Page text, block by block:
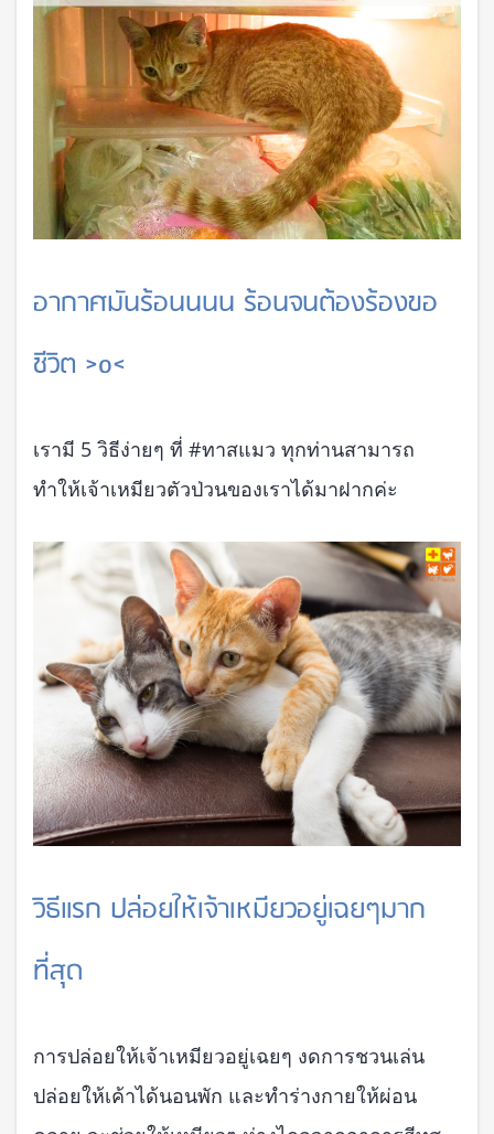
อากาศมันร้อนนนน ร้อนจนต้องร้องขอ
ชีวิต >o<
เรามี 5 วิธีง่ายๆ ที่ ‪#‎ทาสแมว‬ ทุกท่านสามารถ
ทำให้เจ้าเหมียวตัวป่วนของเราได้มาฝากค่ะ
วิธีแรก ปล่อยให้เจ้าเหมียวอยู่เฉยๆมาก
ที่สุด
การปล่อยให้เจ้าเหมียวอยู่เฉยๆ งดการชวนเล่น
ปล่อยให้เค้าได้นอนพัก และทำร่างกายให้ผ่อน